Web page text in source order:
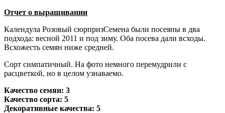
Отчет о выращивании
Календула Розовый сюрпризСемена были посеяны в два
подхода: весной 2011 и под зиму. Оба посева дали всходы.
Всхожесть семян ниже средней.
Сорт симпатичный. На фото немного перемудрили с
расцветкой, но в целом узнаваемо.
Качество семян: 3
Качество сорта: 5
Декоративные качества: 5